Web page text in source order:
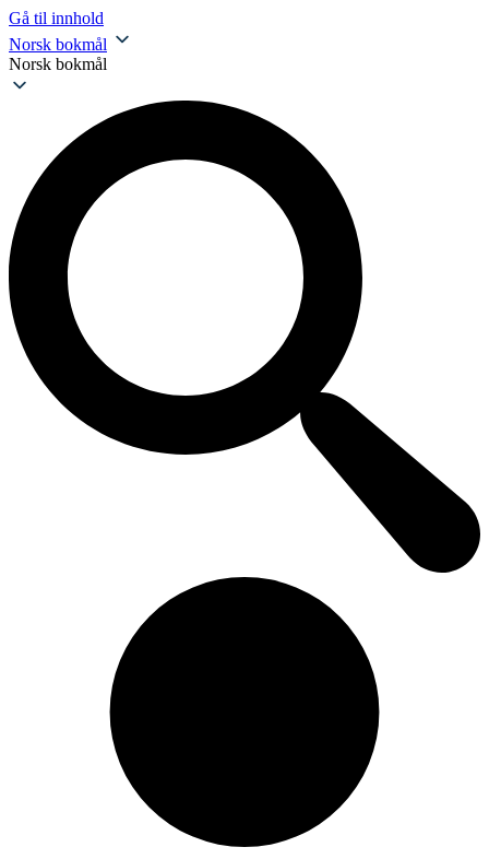
Gå til innhold
Norsk bokmål
Norsk bokmål